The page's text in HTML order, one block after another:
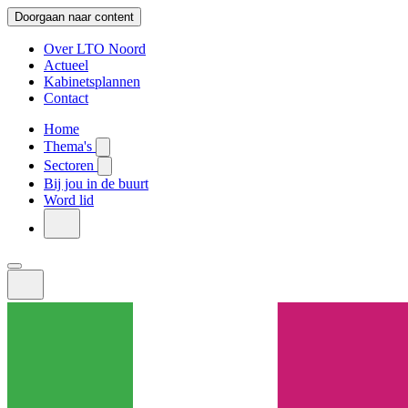
Doorgaan naar content
Over LTO Noord
Actueel
Kabinetsplannen
Contact
Home
Thema's
Sectoren
Bij jou in de buurt
Word lid